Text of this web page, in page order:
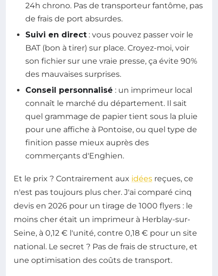
24h chrono. Pas de transporteur fantôme, pas
de frais de port absurdes.
Suivi en direct : vous pouvez passer voir le
BAT (bon à tirer) sur place. Croyez-moi, voir
son fichier sur une vraie presse, ça évite 90%
des mauvaises surprises.
Conseil personnalisé : un imprimeur local
connaît le marché du département. Il sait
quel grammage de papier tient sous la pluie
pour une affiche à Pontoise, ou quel type de
finition passe mieux auprès des
commerçants d'Enghien.
Et le prix ? Contrairement aux idées reçues, ce
n'est pas toujours plus cher. J'ai comparé cinq
devis en 2026 pour un tirage de 1000 flyers : le
moins cher était un imprimeur à Herblay-sur-
Seine, à 0,12 € l'unité, contre 0,18 € pour un site
national. Le secret ? Pas de frais de structure, et
une optimisation des coûts de transport.